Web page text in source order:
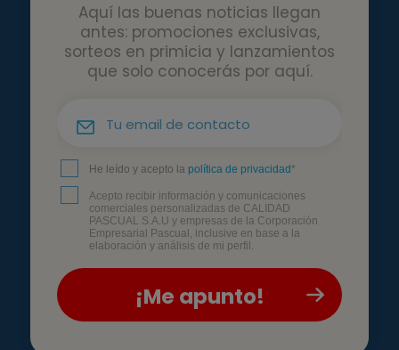
Aquí las buenas noticias llegan
antes: promociones exclusivas,
sorteos en primicia y lanzamientos
que solo conocerás por aquí.
He leído y acepto la política de privacidad*
Acepto recibir información y comunicaciones
comerciales personalizadas de CALIDAD
PASCUAL S.A.U y empresas de la Corporación
Empresarial Pascual, inclusive en base a la
elaboración y análisis de mi perfil.